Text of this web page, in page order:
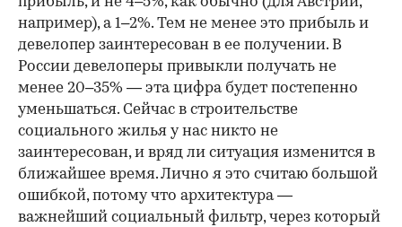
например), а 1–2%. Тем не менее это прибыль и
девелопер заинтересован в ее получении. В
России девелоперы привыкли получать не
менее 20–35% — эта цифра будет постепенно
уменьшаться. Сейчас в строительстве
социального жилья у нас никто не
заинтересован, и вряд ли ситуация изменится в
ближайшее время. Лично я это считаю большой
ошибкой, потому что архитектура —
важнейший социальный фильтр, через который